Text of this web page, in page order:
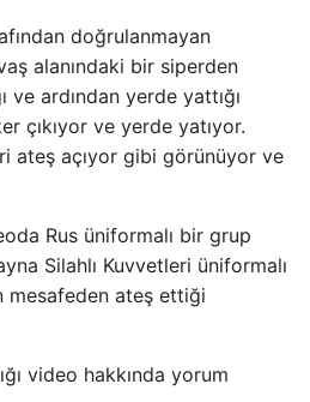
doğrulanmayan
alanındaki bir siperden
ve ardından yerde yattığı
çıkıyor ve yerde yatıyor.
ateş açıyor gibi görünüyor ve
Rus üniformalı bir grup
Silahlı Kuvvetleri üniformalı
mesafeden ateş ettiği
video hakkında yorum